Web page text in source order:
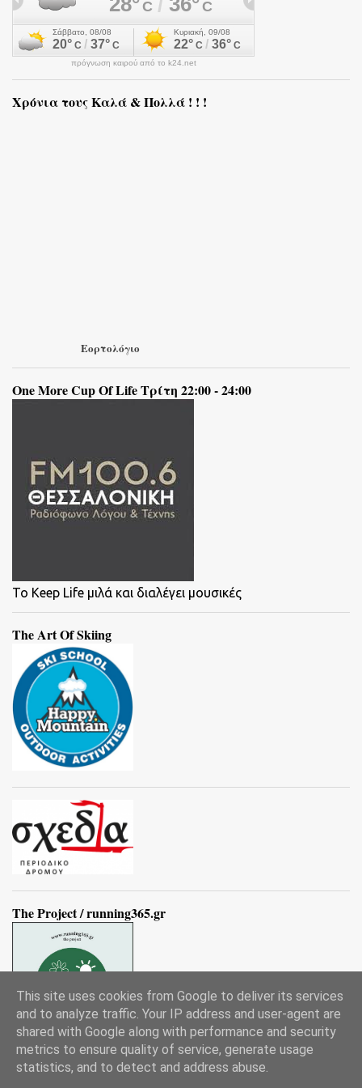
πρόγνωση καιρού από το k24.net
Χρόνια τους Καλά & Πολλά ! ! !
Εορτολόγιο
One More Cup Of Life Τρίτη 22:00 - 24:00
To Keep Life μιλά και διαλέγει μουσικές
The Art Of Skiing
The Project / running365.gr
This site uses cookies from Google to deliver its services
and to analyze traffic. Your IP address and user-agent are
shared with Google along with performance and security
metrics to ensure quality of service, generate usage
statistics, and to detect and address abuse.